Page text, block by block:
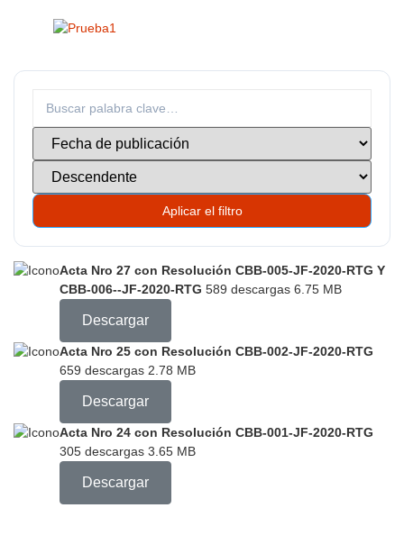
Aplicar el filtro
Acta Nro 27 con Resolución CBB-005-JF-2020-RTG Y
CBB-006--JF-2020-RTG 589 descargas 6.75 MB
Descargar
Acta Nro 25 con Resolución CBB-002-JF-2020-RTG
659 descargas 2.78 MB
Descargar
Acta Nro 24 con Resolución CBB-001-JF-2020-RTG
305 descargas 3.65 MB
Descargar